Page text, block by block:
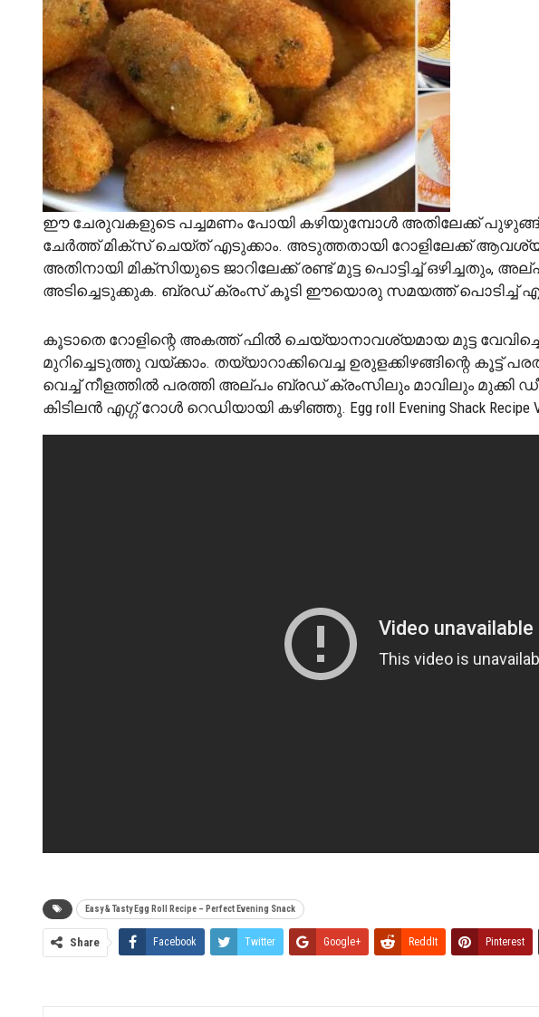
ഈ ചേരുവകളുടെ പച്ചമണം പോയി കഴിയുമ്പോൾ അതിലേക്ക് പുഴുങ്ങി
ചേർത്ത് മിക്സ് ചെയ്ത് എടുക്കാം. അടുത്തതായി റോളിലേക്ക്
അതിനായി മിക്സിയുടെ ജാറിലേക്ക് രണ്ട് മുട്ട പൊട്ടിച്ച്
അടിച്ചെടുക്കുക. ബ്രഡ് ക്രംസ് കൂടി ഈയൊരു സമയത്ത് പൊടിച്ച്
കൂടാതെ റോളിന്റെ അകത്ത് ഫിൽ ചെയ്യാനാവശ്യമായ മുട്ട
മുറിച്ചെടുത്തു വയ്ക്കാം. തയ്യാറാക്കിവെച്ച ഉരുളക്കിഴങ്ങിന്റെ
വെച്ച് നീളത്തിൽ പരത്തി അല്പം ബ്രഡ് ക്രംസിലും മാവിലും
കിടിലൻ എഗ്ഗ് റോൾ റെഡിയായി കഴിഞ്ഞു. Egg roll Evening Shack Recipe
Easy & Tasty Egg Roll Recipe – Perfect Evening Snack
Share Facebook Twitter Google+ ReddIt Pinterest